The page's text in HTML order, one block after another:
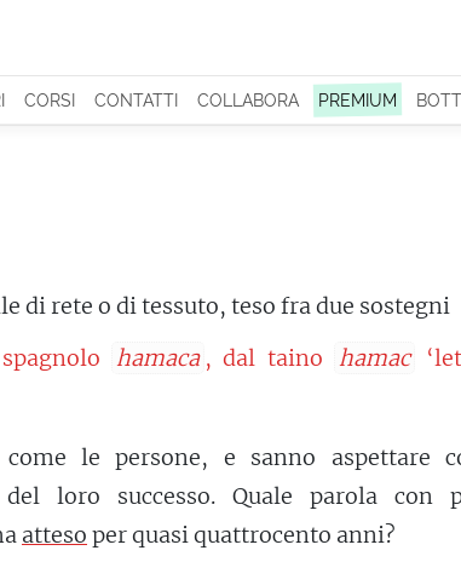
CORSI CONTATTI COLLABORA PREMIUM
di rete o di tessuto, teso fra due sostegni
hamaca , dal taino hamac
le persone, e sanno aspettare
loro successo. Quale parola con
atteso per quasi quattrocento anni?